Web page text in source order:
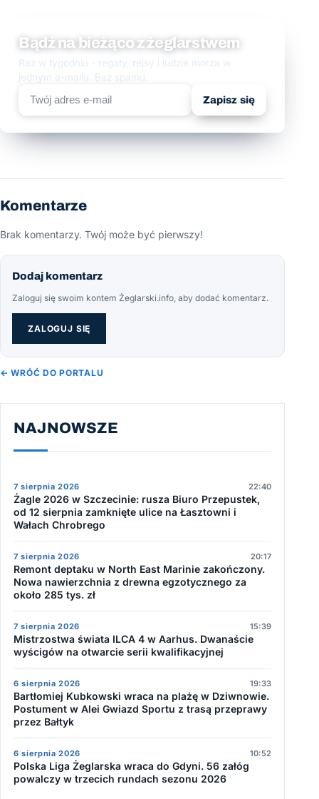
Bądź na bieżąco z żeglarstwem
Raz w tygodniu - regaty, rejsy i ludzie morza w
jednym e-mailu. Bez spamu.
Zapisz się
Komentarze
Brak komentarzy. Twój może być pierwszy!
Dodaj komentarz
Zaloguj się swoim kontem Żeglarski.info, aby dodać komentarz.
ZALOGUJ SIĘ
← WRÓĆ DO PORTALU
NAJNOWSZE
7 sierpnia 2026 22:40
Żagle 2026 w Szczecinie: rusza Biuro Przepustek,
od 12 sierpnia zamknięte ulice na Łasztowni i
Wałach Chrobrego
7 sierpnia 2026 20:17
Remont deptaku w North East Marinie zakończony.
Nowa nawierzchnia z drewna egzotycznego za
około 285 tys. zł
7 sierpnia 2026 15:39
Mistrzostwa świata ILCA 4 w Aarhus. Dwanaście
wyścigów na otwarcie serii kwalifikacyjnej
6 sierpnia 2026 19:33
Bartłomiej Kubkowski wraca na plażę w Dziwnowie.
Postument w Alei Gwiazd Sportu z trasą przeprawy
przez Bałtyk
6 sierpnia 2026 10:52
Polska Liga Żeglarska wraca do Gdyni. 56 załóg
powalczy w trzecich rundach sezonu 2026